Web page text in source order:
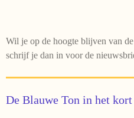
Wil je op de hoogte blijven van
schrijf je dan in voor de
De Blauwe Ton in het kort